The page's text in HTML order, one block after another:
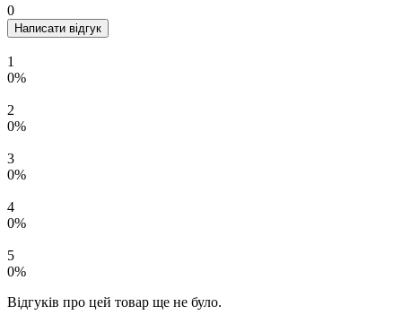
0
Написати відгук
1
0%
2
0%
3
0%
4
0%
5
0%
Відгуків про цей товар ще не було.